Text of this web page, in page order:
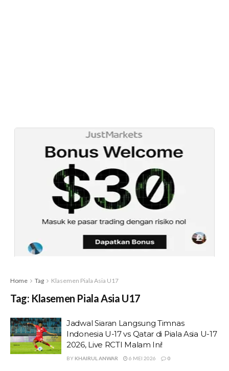
Home Tag Klasemen Piala Asia U17
Tag: Klasemen Piala Asia U17
Jadwal Siaran Langsung Timnas
Indonesia U-17 vs Qatar di Piala Asia U-17
2026, Live RCTI Malam Ini!
BY KHAIRUL ANWAR 6 MEI 2026 0